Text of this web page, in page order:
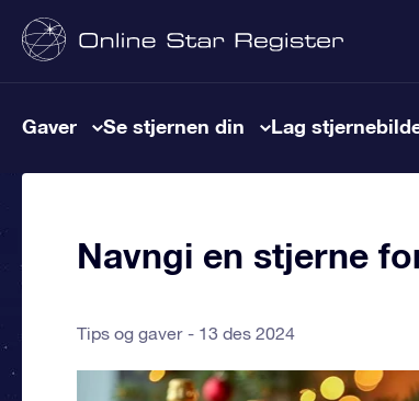
Gaver Se stjernen din Lag
Navngi en stjerne
Tips og gaver 13 des 2024